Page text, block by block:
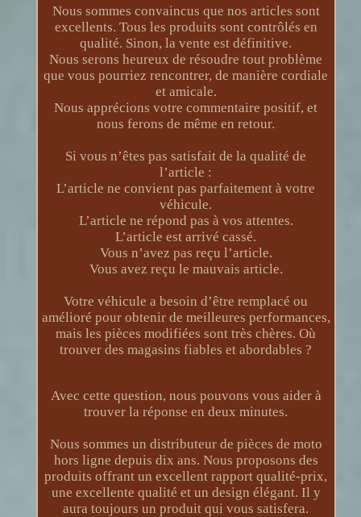
Nous sommes convaincus que nos articles sont
excellents. Tous les produits sont contrôlés en
qualité. Sinon, la vente est définitive.
Nous serons heureux de résoudre tout problème
que vous pourriez rencontrer, de manière cordiale
et amicale.
Nous apprécions votre commentaire positif, et
nous ferons de même en retour.
Si vous n’êtes pas satisfait de la qualité de
l’article :
L’article ne convient pas parfaitement à votre
véhicule.
L’article ne répond pas à vos attentes.
L’article est arrivé cassé.
Vous n’avez pas reçu l’article.
Vous avez reçu le mauvais article.
Votre véhicule a besoin d’être remplacé ou
amélioré pour obtenir de meilleures performances,
mais les pièces modifiées sont très chères. Où
trouver des magasins fiables et abordables ?
Avec cette question, nous pouvons vous aider à
trouver la réponse en deux minutes.
Nous sommes un distributeur de pièces de moto
hors ligne depuis dix ans. Nous proposons des
produits offrant un excellent rapport qualité-prix,
une excellente qualité et un design élégant. Il y
aura toujours un produit qui vous satisfera.